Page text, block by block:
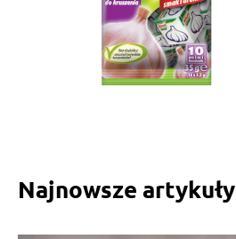
Najnowsze artykuły